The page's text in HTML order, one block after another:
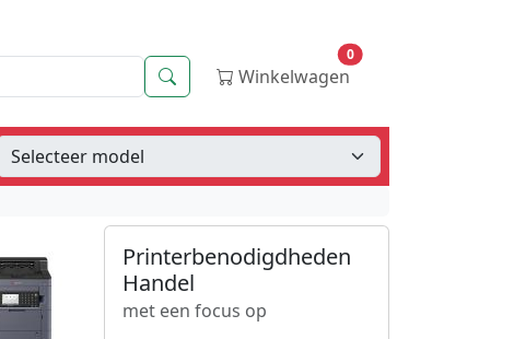
Zoeken Winkelwagen
0
Printerbenodigdheden
Handel
met een focus op